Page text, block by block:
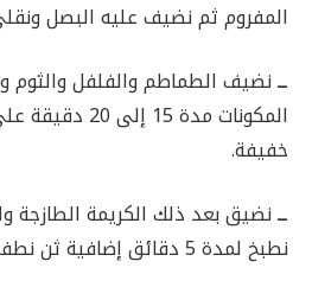
المفروم ثم نضيف عليه البصل ونقلي
ــنضيف الطماطم والفلفل والثوم
المكونات مدة
خفيفة.
ــنضيق بعد ذلك الكريمة الطازجة
نطبخ لمدة 5 دقائق إضافية ثن نطفئ النار.